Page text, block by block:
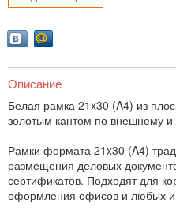
Описание
Белая рамка 21x30 (A4) из
золотым кантом по внешнему
Рамки формата 21x30 (A4)
размещения деловых
сертификатов. Подходят для
оформления офисов и любых